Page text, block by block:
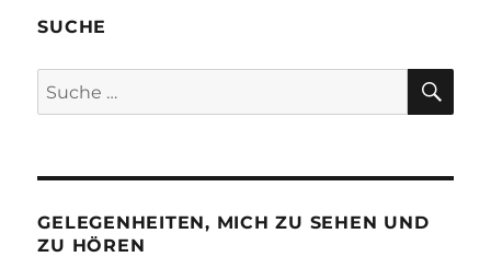
SUCHE
Suche
nach:
GELEGENHEITEN, MICH ZU SEHEN UND
ZU HÖREN